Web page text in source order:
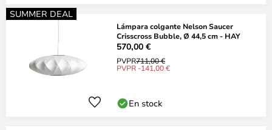
SUMMER DEAL
Lámpara colgante Nelson Saucer
Crisscross Bubble, Ø 44,5 cm - HAY
570,00 €
PVPR711,00 €
PVPR -141,00 €
En stock